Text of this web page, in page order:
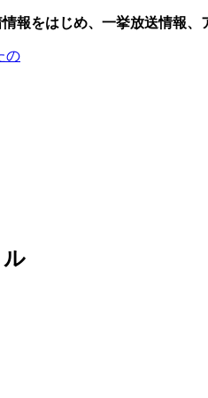
情報をはじめ、一挙放送情報